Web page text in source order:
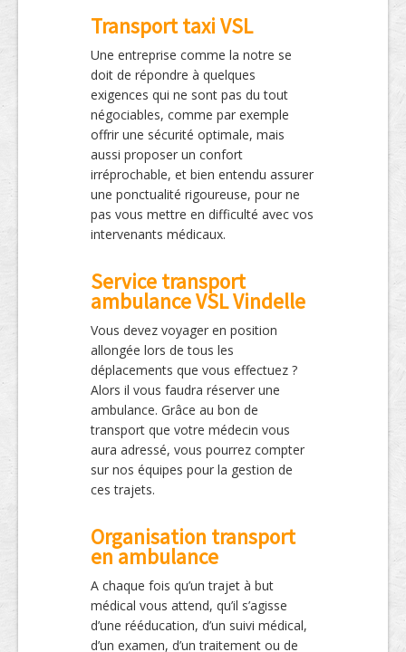
Transport taxi VSL
Une entreprise comme la notre se
doit de répondre à quelques
exigences qui ne sont pas du tout
négociables, comme par exemple
offrir une sécurité optimale, mais
aussi proposer un confort
irréprochable, et bien entendu assurer
une ponctualité rigoureuse, pour ne
pas vous mettre en difficulté avec vos
intervenants médicaux.
Service transport
ambulance VSL Vindelle
Vous devez voyager en position
allongée lors de tous les
déplacements que vous effectuez ?
Alors il vous faudra réserver une
ambulance. Grâce au bon de
transport que votre médecin vous
aura adressé, vous pourrez compter
sur nos équipes pour la gestion de
ces trajets.
Organisation transport
en ambulance
A chaque fois qu’un trajet à but
médical vous attend, qu’il s’agisse
d’une rééducation, d’un suivi médical,
d’un examen, d’un traitement ou de